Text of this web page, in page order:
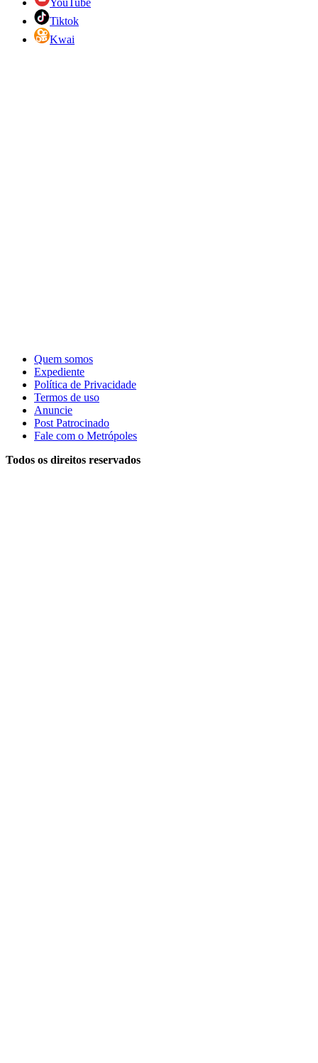
YouTube
Tiktok
Kwai
Quem somos
Expediente
Política de Privacidade
Termos de uso
Anuncie
Post Patrocinado
Fale com o Metrópoles
Todos os direitos reservados